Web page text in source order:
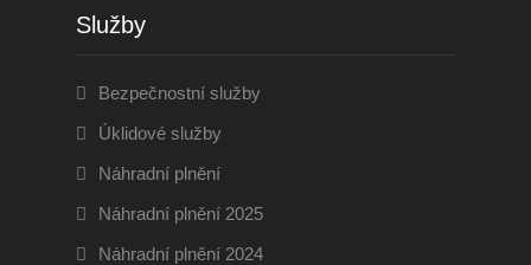
Služby
Bezpečnostní služby
Úklidové služby
Náhradní plnění
Náhradní plnění 2025
Náhradní plnění 2024